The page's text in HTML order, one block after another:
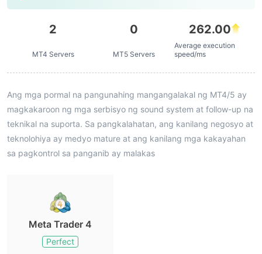
2
MT4 Servers
0
MT5 Servers
262.00
Average execution
speed/ms
Ang mga pormal na pangunahing mangangalakal ng MT4/5 ay
magkakaroon ng mga serbisyo ng sound system at follow-up na
teknikal na suporta. Sa pangkalahatan, ang kanilang negosyo at
teknolohiya ay medyo mature at ang kanilang mga kakayahan
sa pagkontrol sa panganib ay malakas
Meta Trader 4
Perfect